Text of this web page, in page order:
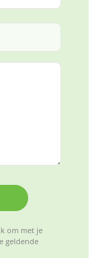
om met je
geldende